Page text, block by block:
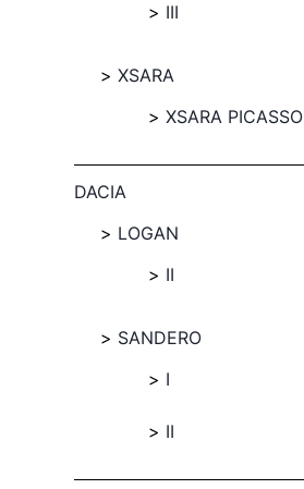
III
XSARA
XSARA PICASSO
DACIA
LOGAN
II
SANDERO
I
II